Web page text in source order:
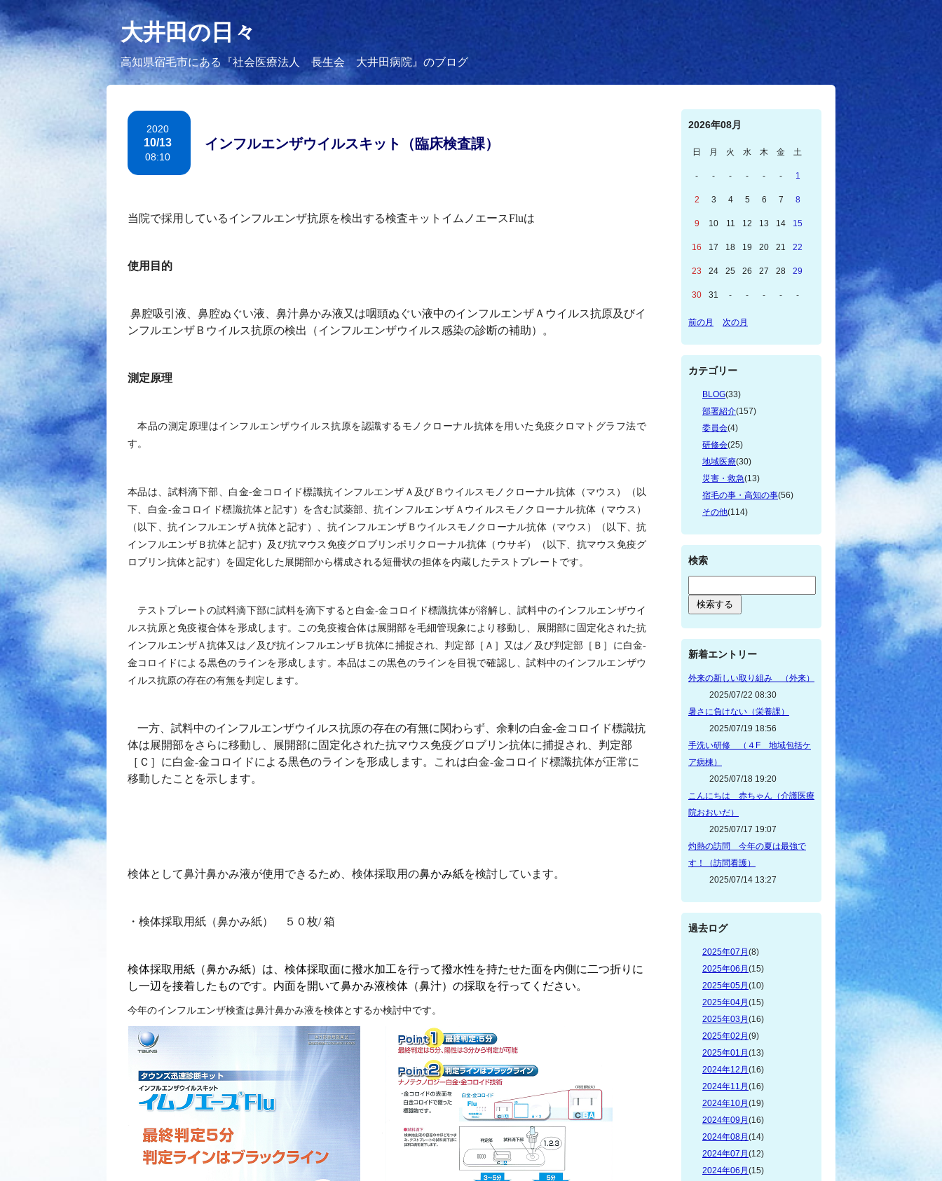
大井田の日々
高知県宿毛市にある『社会医療法人 長生会 大井田病院』のブログ
インフルエンザウイルスキット（臨床検査課）
2020
10/13
08:10
当院で採用しているインフルエンザ抗原を検出する検査キットイムノエースFluは
使用目的
鼻腔吸引液、鼻腔ぬぐい液、鼻汁鼻かみ液又は咽頭ぬぐい液中のインフルエンザＡウイルス抗原及びイ
ンフルエンザＢウイルス抗原の検出（インフルエンザウイルス感染の診断の補助）。
測定原理
本品の測定原理はインフルエンザウイルス抗原を認識するモノクローナル抗体を用いた免疫クロマトグラフ法で
す。
本品は、試料滴下部、白金-金コロイド標識抗インフルエンザＡ及びＢウイルスモノクローナル抗体（マウス）（以
下、白金-金コロイド標識抗体と記す）を含む試薬部、抗インフルエンザＡウイルスモノクローナル抗体（マウス）
（以下、抗インフルエンザＡ抗体と記す）、抗インフルエンザＢウイルスモノクローナル抗体（マウス）（以下、抗
インフルエンザＢ抗体と記す）及び抗マウス免疫グロブリンポリクローナル抗体（ウサギ）（以下、抗マウス免疫グ
ロブリン抗体と記す）を固定化した展開部から構成される短冊状の担体を内蔵したテストプレートです。
テストプレートの試料滴下部に試料を滴下すると白金-金コロイド標識抗体が溶解し、試料中のインフルエンザウイ
ルス抗原と免疫複合体を形成します。この免疫複合体は展開部を毛細管現象により移動し、展開部に固定化された抗
インフルエンザＡ抗体又は／及び抗インフルエンザＢ抗体に捕捉され、判定部［Ａ］又は／及び判定部［Ｂ］に白金-
金コロイドによる黒色のラインを形成します。本品はこの黒色のラインを目視で確認し、試料中のインフルエンザウ
イルス抗原の存在の有無を判定します。
一方、試料中のインフルエンザウイルス抗原の存在の有無に関わらず、余剰の白金-金コロイド標識抗
体は展開部をさらに移動し、展開部に固定化された抗マウス免疫グロブリン抗体に捕捉され、判定部
［Ｃ］に白金-金コロイドによる黒色のラインを形成します。これは白金-金コロイド標識抗体が正常に
移動したことを示します。
検体として鼻汁鼻かみ液が使用できるため、検体採取用の鼻かみ紙を検討しています。
・検体採取用紙（鼻かみ紙） ５０枚/箱
検体採取用紙（鼻かみ紙）は、検体採取面に撥水加工を行って撥水性を持たせた面を内側に二つ折りに
し一辺を接着したものです。内面を開いて鼻かみ液検体（鼻汁）の採取を行ってください。
今年のインフルエンザ検査は鼻汁鼻かみ液を検体とするか検討中です。
2026年08月
日 月 火 水 木 金 土
- - - - - - 1
2 3 4 5 6 7 8
9 10 11 12 13 14 15
16 17 18 19 20 21 22
23 24 25 26 27 28 29
30 31 - - - - -
前の月 次の月
カテゴリー
BLOG(33)
部署紹介(157)
委員会(4)
研修会(25)
地域医療(30)
災害・救急(13)
宿毛の事・高知の事(56)
その他(114)
検索
新着エントリー
外来の新しい取り組み （外来）
2025/07/22 08:30
暑さに負けない（栄養課）
2025/07/19 18:56
手洗い研修 （４F 地域包括ケ
ア病棟）
2025/07/18 19:20
こんにちは 赤ちゃん（介護医療
院おおいだ）
2025/07/17 19:07
灼熱の訪問 今年の夏は最強で
す！（訪問看護）
2025/07/14 13:27
過去ログ
2025年07月 (8)
2025年06月 (15)
2025年05月 (10)
2025年04月 (15)
2025年03月 (16)
2025年02月 (9)
2025年01月 (13)
2024年12月 (16)
2024年11月 (16)
2024年10月 (19)
2024年09月 (16)
2024年08月 (14)
2024年07月 (12)
2024年06月 (15)